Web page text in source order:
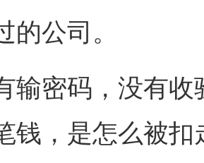
的公司。
输密码，没有
钱，是怎么被